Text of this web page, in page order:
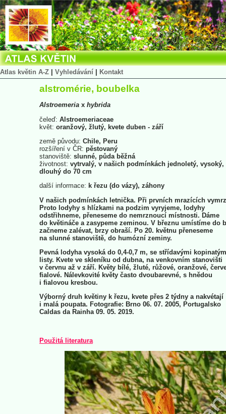
Atlas květin A-Z Vyhledávání Kontakt
alstromérie, boubelka
Alstroemeria x hybrida
čeleď: Alstroemeriaceae
květ: oranžový, žlutý, kvete duben - září
země původu: Chile, Peru
rozšíření v ČR: pěstovaný
stanoviště: slunné, půda běžná
životnost: vytrvalý, v našich podmínkách jednoletý, vysoký,
dlouhý do 70 cm
další informace: k řezu (do vázy), záhony
V našich podmínkách letnička. Při prvních mrazících
Proto lodyhy s hlízkami na podzim vyryjeme, lodyhy
odstřihneme, přeneseme do nemrznoucí místnosti. Dáme
do květináče a zasypeme zeminou. V březnu umístíme do
začneme zalévat, brzy obraší. Po 20. květnu přeneseme
na slunné stanoviště, do humózní zeminy.
Pevná lodyha vysoká do 0,4-0,7 m, se střídavými
listy. Kvete ve skleníku od dubna, na venkovním stanovišti
v červnu až v září. Květy bílé, žluté, růžové, oranžové,
fialové. Nálevkovité květy často dvoubarevné, s hnědou
i fialovou kresbou.
Výborný druh květiny k řezu, kvete přes 2 týdny a nakvétají
i malá poupata. Fotografie: Brno 06. 07. 2005, Portugalsko
Caldas da Rainha 09. 05. 2019.
Použitá literatura